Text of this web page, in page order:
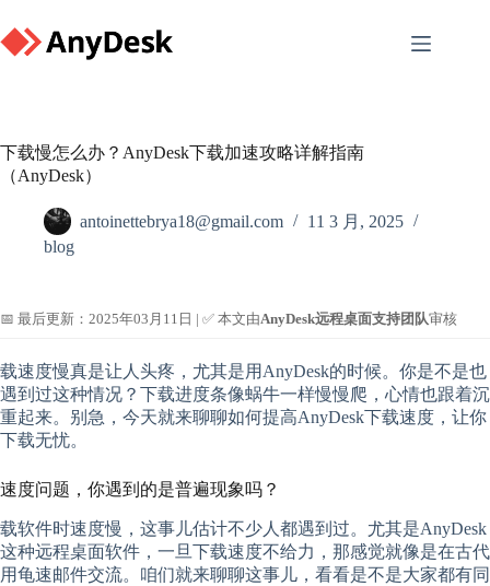
to
content
下载慢怎么办？AnyDesk下载加速攻略详解指南
（AnyDesk）
antoinettebrya18@gmail.com
11 3 月, 2025
blog
📅 最后更新：2025年03月11日 | ✅ 本文由AnyDesk远程桌面支持团队审核
载速度慢真是让人头疼，尤其是用AnyDesk的时候。你是不是也
遇到过这种情况？下载进度条像蜗牛一样慢慢爬，心情也跟着沉
重起来。别急，今天就来聊聊如何提高AnyDesk下载速度，让你
下载无忧。
速度问题，你遇到的是普遍现象吗？
载软件时速度慢，这事儿估计不少人都遇到过。尤其是AnyDesk
这种远程桌面软件，一旦下载速度不给力，那感觉就像是在古代
用龟速邮件交流。咱们就来聊聊这事儿，看看是不是大家都有同